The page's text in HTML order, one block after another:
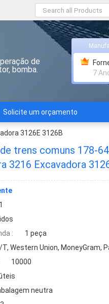
de
bomba.
7
Solicite um orçamento
3126E 3126B
trens comuns 178-
3216 Excavadora
:
1 peça
Western Union, MoneyGram,
10000
neutra